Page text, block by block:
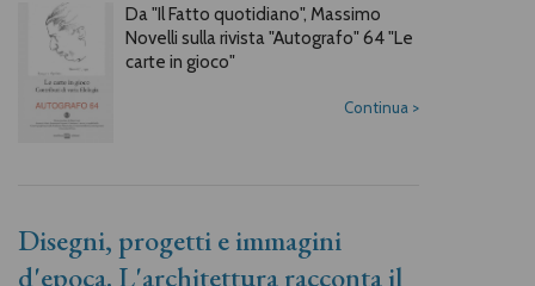
Da "Il Fatto quotidiano", Massimo
Novelli sulla rivista "Autografo" 64 "Le
carte in gioco"
Continua >
Disegni, progetti e immagini
d'epoca. L'architettura racconta il